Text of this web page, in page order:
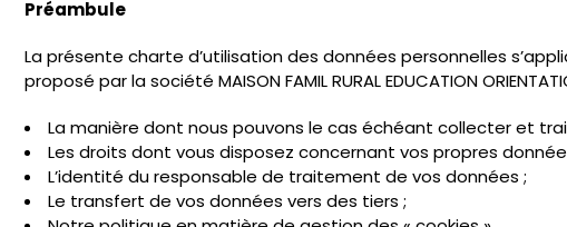
Préambule
La présente charte d’utilisation des données personnelles
proposé par la société MAISON FAMIL RURAL EDUCATION
La manière dont nous pouvons le cas échéant collecter et
Les droits dont vous disposez concernant vos propres
L’identité du responsable de traitement de vos données ;
Le transfert de vos données vers des tiers ;